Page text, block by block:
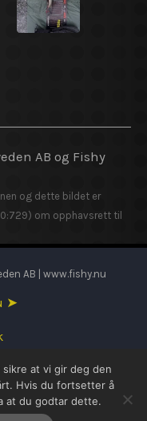
AB og Fishy
og dette bildet er
om opphavsrett til
AB | www.fishy.nu
➤
at vi gir deg den
Hvis du fortsetter å
at du godtar dette.